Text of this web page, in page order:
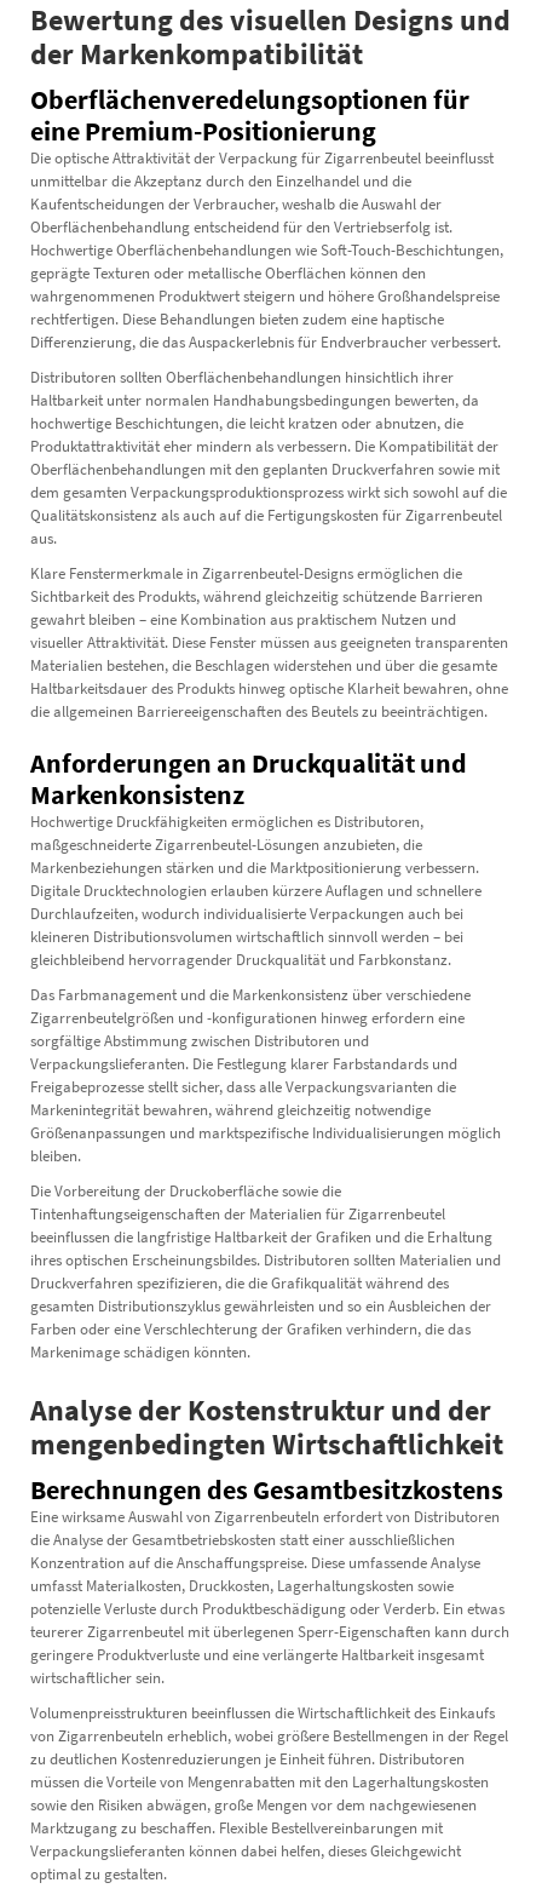
Bewertung des visuellen Designs und
der Markenkompatibilität
Oberflächenveredelungsoptionen für
eine Premium-Positionierung
Die optische Attraktivität der Verpackung für Zigarrenbeutel beeinflusst
unmittelbar die Akzeptanz durch den Einzelhandel und die
Kaufentscheidungen der Verbraucher, weshalb die Auswahl der
Oberflächenbehandlung entscheidend für den Vertriebserfolg ist.
Hochwertige Oberflächenbehandlungen wie Soft-Touch-Beschichtungen,
geprägte Texturen oder metallische Oberflächen können den
wahrgenommenen Produktwert steigern und höhere Großhandelspreise
rechtfertigen. Diese Behandlungen bieten zudem eine haptische
Differenzierung, die das Auspackerlebnis für Endverbraucher verbessert.
Distributoren sollten Oberflächenbehandlungen hinsichtlich ihrer
Haltbarkeit unter normalen Handhabungsbedingungen bewerten, da
hochwertige Beschichtungen, die leicht kratzen oder abnutzen, die
Produktattraktivität eher mindern als verbessern. Die Kompatibilität der
Oberflächenbehandlungen mit den geplanten Druckverfahren sowie mit
dem gesamten Verpackungsproduktionsprozess wirkt sich sowohl auf die
Qualitätskonsistenz als auch auf die Fertigungskosten für Zigarrenbeutel
aus.
Klare Fenstermerkmale in Zigarrenbeutel-Designs ermöglichen die
Sichtbarkeit des Produkts, während gleichzeitig schützende Barrieren
gewahrt bleiben – eine Kombination aus praktischem Nutzen und
visueller Attraktivität. Diese Fenster müssen aus geeigneten transparenten
Materialien bestehen, die Beschlagen widerstehen und über die gesamte
Haltbarkeitsdauer des Produkts hinweg optische Klarheit bewahren, ohne
die allgemeinen Barriereeigenschaften des Beutels zu beeinträchtigen.
Anforderungen an Druckqualität und
Markenkonsistenz
Hochwertige Druckfähigkeiten ermöglichen es Distributoren,
maßgeschneiderte Zigarrenbeutel-Lösungen anzubieten, die
Markenbeziehungen stärken und die Marktpositionierung verbessern.
Digitale Drucktechnologien erlauben kürzere Auflagen und schnellere
Durchlaufzeiten, wodurch individualisierte Verpackungen auch bei
kleineren Distributionsvolumen wirtschaftlich sinnvoll werden – bei
gleichbleibend hervorragender Druckqualität und Farbkonstanz.
Das Farbmanagement und die Markenkonsistenz über verschiedene
Zigarrenbeutelgrößen und -konfigurationen hinweg erfordern eine
sorgfältige Abstimmung zwischen Distributoren und
Verpackungslieferanten. Die Festlegung klarer Farbstandards und
Freigabeprozesse stellt sicher, dass alle Verpackungsvarianten die
Markenintegrität bewahren, während gleichzeitig notwendige
Größenanpassungen und marktspezifische Individualisierungen möglich
bleiben.
Die Vorbereitung der Druckoberfläche sowie die
Tintenhaftungseigenschaften der Materialien für Zigarrenbeutel
beeinflussen die langfristige Haltbarkeit der Grafiken und die Erhaltung
ihres optischen Erscheinungsbildes. Distributoren sollten Materialien und
Druckverfahren spezifizieren, die die Grafikqualität während des
gesamten Distributionszyklus gewährleisten und so ein Ausbleichen der
Farben oder eine Verschlechterung der Grafiken verhindern, die das
Markenimage schädigen könnten.
Analyse der Kostenstruktur und der
mengenbedingten Wirtschaftlichkeit
Berechnungen des Gesamtbesitzkostens
Eine wirksame Auswahl von Zigarrenbeuteln erfordert von Distributoren
die Analyse der Gesamtbetriebskosten statt einer ausschließlichen
Konzentration auf die Anschaffungspreise. Diese umfassende Analyse
umfasst Materialkosten, Druckkosten, Lagerhaltungskosten sowie
potenzielle Verluste durch Produktbeschädigung oder Verderb. Ein etwas
teurerer Zigarrenbeutel mit überlegenen Sperr-Eigenschaften kann durch
geringere Produktverluste und eine verlängerte Haltbarkeit insgesamt
wirtschaftlicher sein.
Volumenpreisstrukturen beeinflussen die Wirtschaftlichkeit des Einkaufs
von Zigarrenbeuteln erheblich, wobei größere Bestellmengen in der Regel
zu deutlichen Kostenreduzierungen je Einheit führen. Distributoren
müssen die Vorteile von Mengenrabatten mit den Lagerhaltungskosten
sowie den Risiken abwägen, große Mengen vor dem nachgewiesenen
Marktzugang zu beschaffen. Flexible Bestellvereinbarungen mit
Verpackungslieferanten können dabei helfen, dieses Gleichgewicht
optimal zu gestalten.